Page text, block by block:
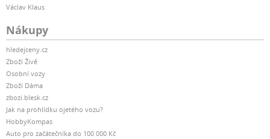
Václav Klaus
Nákupy
hledejceny.cz
Zboží Živě
Osobní vozy
Zboží Dáma
zbozi.blesk.cz
Jak na prohlídku ojetého vozu?
HobbyKompas
Auto pro začátečníka do 100 000 Kč